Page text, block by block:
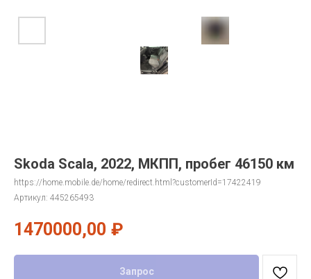
Skoda Scala, 2022, МКПП, пробег 46150 км
https://home.mobile.de/home/redirect.html?customerId=17422419
Артикул: 445265493
1470000,00 ₽
Запрос